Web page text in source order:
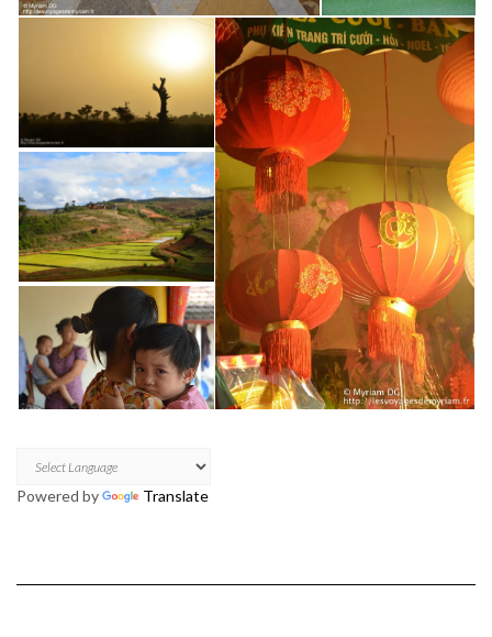
Powered by Translate